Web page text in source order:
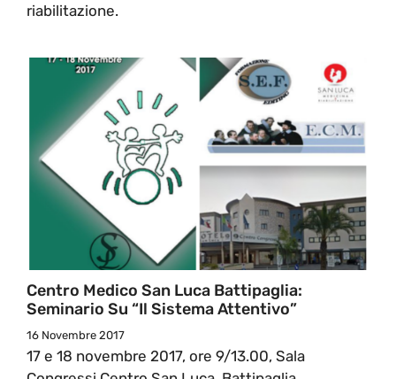
riabilitazione.
Centro Medico San Luca Battipaglia:
Seminario Su “Il Sistema Attentivo”
16 Novembre 2017
17 e 18 novembre 2017, ore 9/13.00, Sala